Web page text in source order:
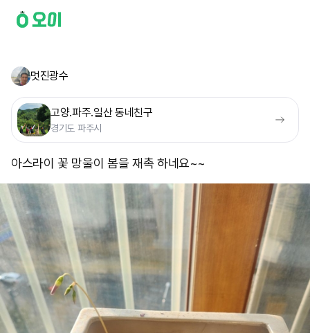
멋진광수
고양.파주.일산 동네친구
경기도 파주시
아스라이 꽃 망울이 봄을 재촉 하네요~~